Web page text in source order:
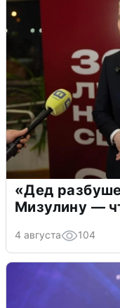
«Дед
Мизулину —
4 августа 104